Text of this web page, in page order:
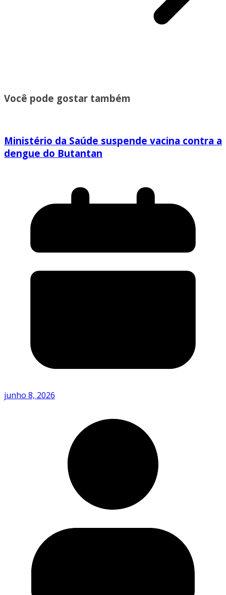
Você pode gostar também
Ministério da Saúde suspende vacina contra a
dengue do Butantan
junho 8, 2026